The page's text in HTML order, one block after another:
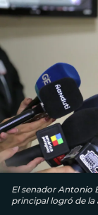
El senador Antonio
principal logró de la